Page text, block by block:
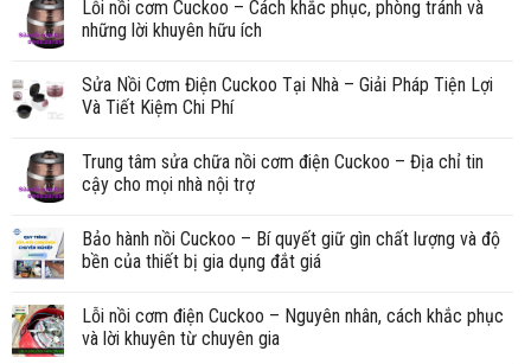
Lỗi nồi cơm Cuckoo – Cách khắc phục, phòng tránh và
những lời khuyên hữu ích
Sửa Nồi Cơm Điện Cuckoo Tại Nhà – Giải Pháp Tiện Lợi
Và Tiết Kiệm Chi Phí
Trung tâm sửa chữa nồi cơm điện Cuckoo – Địa chỉ tin
cậy cho mọi nhà nội trợ
Bảo hành nồi Cuckoo – Bí quyết giữ gìn chất lượng và độ
bền của thiết bị gia dụng đắt giá
Lỗi nồi cơm điện Cuckoo – Nguyên nhân, cách khắc phục
và lời khuyên từ chuyên gia